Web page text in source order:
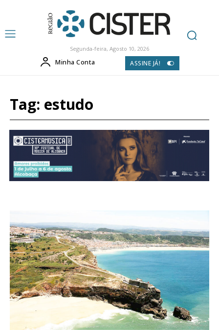
Segunda-feira, Agosto 10, 2026
Minha Conta ASSINE JÁ!
Tag: estudo